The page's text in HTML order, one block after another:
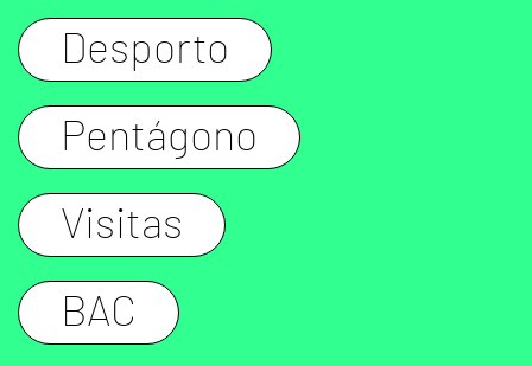
Desporto
Pentágono
Visitas
BAC